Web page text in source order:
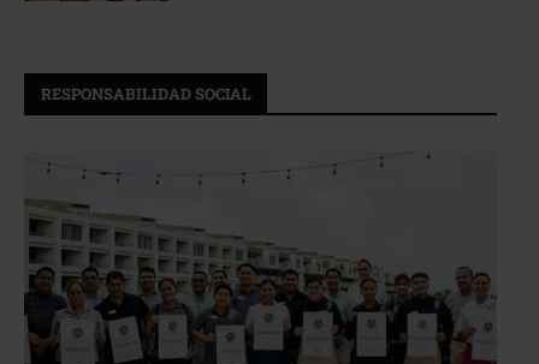
RESPONSABILIDAD SOCIAL